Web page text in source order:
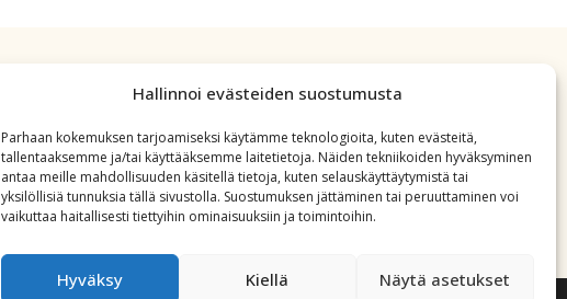
Hallinnoi evästeiden suostumusta
Parhaan kokemuksen tarjoamiseksi käytämme teknologioita, kuten evästeitä,
tallentaaksemme ja/tai käyttääksemme laitetietoja. Näiden tekniikoiden hyväksyminen
antaa meille mahdollisuuden käsitellä tietoja, kuten selauskäyttäytymistä tai
yksilöllisiä tunnuksia tällä sivustolla. Suostumuksen jättäminen tai peruuttaminen voi
vaikuttaa haitallisesti tiettyihin ominaisuuksiin ja toimintoihin.
Hyväksy Kiellä Näytä asetukset